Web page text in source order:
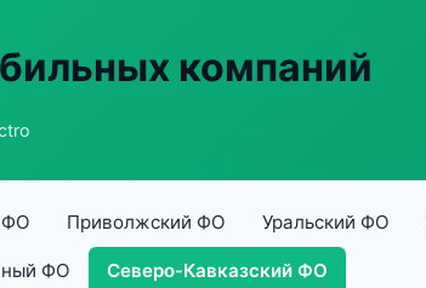
компаний
ФО Приволжский ФО Уральский ФО
ФО Северо-Кавказский ФО